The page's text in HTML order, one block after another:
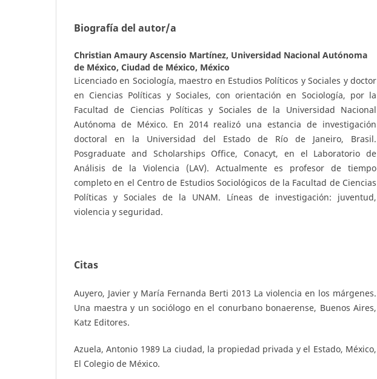
Biografía del autor/a
Christian Amaury Ascensio Martínez, Universidad Nacional Autónoma
de México, Ciudad de México, México
Licenciado en Sociología, maestro en Estudios Políticos y Sociales y doctor
en Ciencias Políticas y Sociales, con orientación en Sociología, por la
Facultad de Ciencias Políticas y Sociales de la Universidad Nacional
Autónoma de México. En 2014 realizó una estancia de investigación
doctoral en la Universidad del Estado de Río de Janeiro, Brasil.
Posgraduate and Scholarships Office, Conacyt, en el Laboratorio de
Análisis de la Violencia (LAV). Actualmente es profesor de tiempo
completo en el Centro de Estudios Sociológicos de la Facultad de Ciencias
Políticas y Sociales de la UNAM. Líneas de investigación: juventud,
violencia y seguridad.
Citas
Auyero, Javier y María Fernanda Berti 2013 La violencia en los márgenes.
Una maestra y un sociólogo en el conurbano bonaerense, Buenos Aires,
Katz Editores.
Azuela, Antonio 1989 La ciudad, la propiedad privada y el Estado, México,
El Colegio de México.